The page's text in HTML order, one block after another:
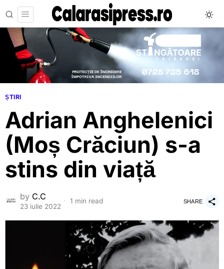
ȘTIRI
Adrian Anghelenici
(Moș Crăciun) s-a
stins din viață
by C.C
23 iulie 2022
1 min read SHARE